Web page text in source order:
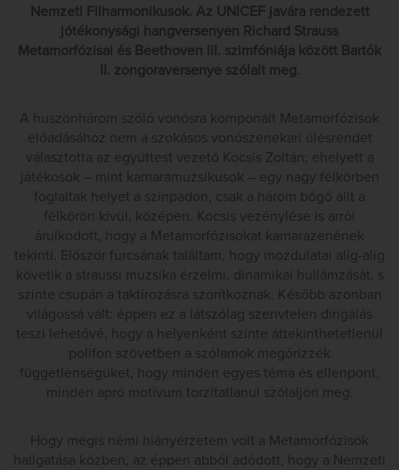
Nemzeti Filharmonikusok. Az UNICEF javára rendezett
jótékonysági hangversenyen Richard Strauss
Metamorfózisai és Beethoven III. szimfóniája között Bartók
II. zongoraversenye szólalt meg.
A huszonhárom szóló vonósra komponált Metamorfózisok
előadásához nem a szokásos vonószenekari ülésrendet
választotta az együttest vezető Kocsis Zoltán; ehelyett a
játékosok – mint kamaramuzsikusok – egy nagy félkörben
foglaltak helyet a színpadon, csak a három bőgő állt a
félkörön kívül, középen. Kocsis vezénylése is arról
árulkodott, hogy a Metamorfózisokat kamarazenének
tekinti. Először furcsának találtam, hogy mozdulatai alig-alig
követik a straussi muzsika érzelmi, dinamikai hullámzását, s
szinte csupán a taktírozásra szorítkoznak. Később azonban
világossá vált: éppen ez a látszólag szenvtelen dirigálás
teszi lehetővé, hogy a helyenként szinte áttekinthetetlenül
polifon szövetben a szólamok megőrizzék
függetlenségüket, hogy minden egyes téma és ellenpont,
minden apró motívum torzítatlanul szólaljon meg.
Hogy mégis némi hiányérzetem volt a Metamorfózisok
hallgatása közben, az éppen abból adódott, hogy a Nemzeti